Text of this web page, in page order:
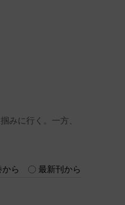
みに行く。一方、
から 最新刊から